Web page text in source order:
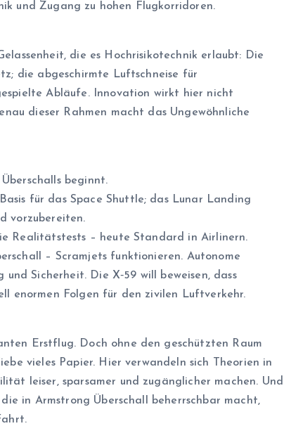
und Zugang zu hohen Flugkorridoren.
die es Hochrisikotechnik erlaubt: Die
die abgeschirmte Luftschneise für
Abläufe. Innovation wirkt hier nicht
dieser Rahmen macht das Ungewöhnliche
beginnt.
für das Space Shuttle; das Lunar Landing
vorzubereiten.
Realitätstests – heute Standard in Airlinern.
– Scramjets funktionieren. Autonome
Sicherheit. Die X‑59 will beweisen, dass
enormen Folgen für den zivilen Luftverkehr.
Erstflug. Doch ohne den geschützten Raum
vieles Papier. Hier verwandeln sich Theorien in
leiser, sparsamer und zugänglicher machen. Und
in Armstrong Überschall beherrschbar macht,